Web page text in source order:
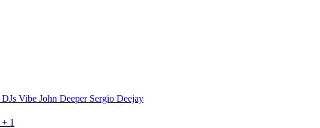
DJs Vibe John Deeper Sergio Deejay
+ 1